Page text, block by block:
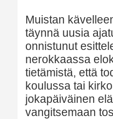
Muistan
täynnä uusia
onnistunut
nerokkaassa
tietämistä, että
koulussa tai
jokapäiväinen
vangitsemaan